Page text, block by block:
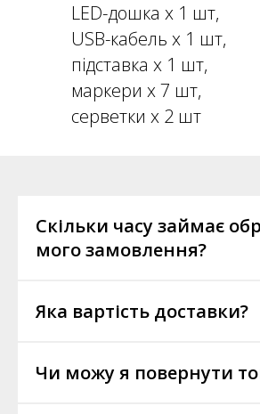
LED-дошка х 1 шт,
USB-кабель х 1 шт,
підставка х 1 шт,
маркери х 7 шт,
серветки х 2 шт
Скільки часу займає
мого замовлення?
Яка вартість доставки?
Чи можу я повернути